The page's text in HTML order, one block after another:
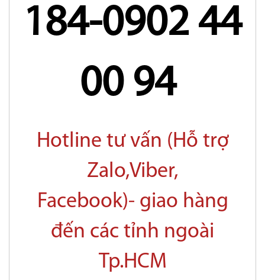
184-0902 44
00 94
Hotline tư vấn (Hỗ trợ
Zalo,Viber,
Facebook)- giao hàng
đến các tỉnh ngoài
Tp.HCM